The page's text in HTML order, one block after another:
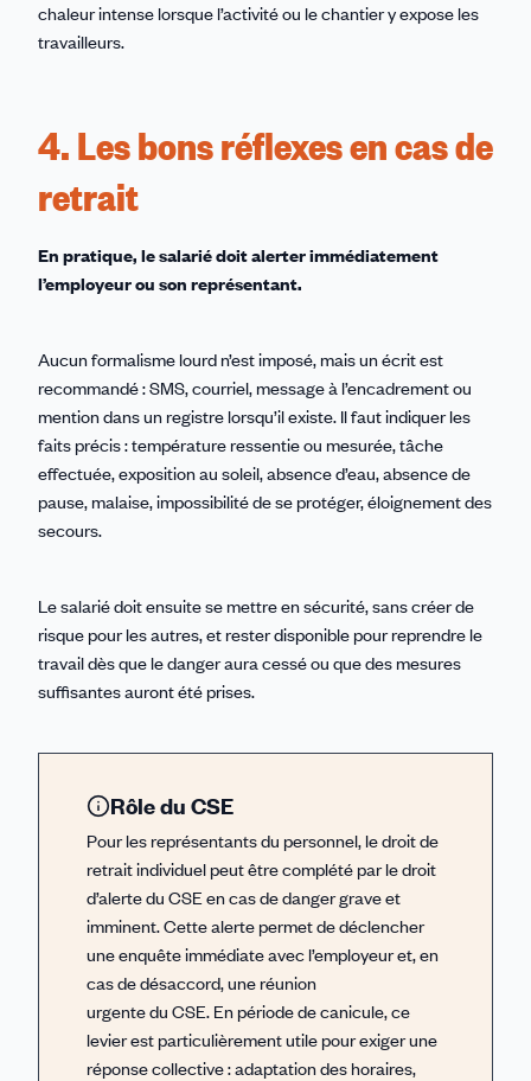
chaleur intense lorsque l’activité ou le chantier y expose les
travailleurs.
4. Les bons réflexes en cas de
retrait
En pratique, le salarié doit alerter immédiatement
l’employeur ou son représentant.
Aucun formalisme lourd n’est imposé, mais un écrit est
recommandé : SMS, courriel, message à l’encadrement ou
mention dans un registre lorsqu’il existe. Il faut indiquer les
faits précis : température ressentie ou mesurée, tâche
effectuée, exposition au soleil, absence d’eau, absence de
pause, malaise, impossibilité de se protéger, éloignement des
secours.
Le salarié doit ensuite se mettre en sécurité, sans créer de
risque pour les autres, et rester disponible pour reprendre le
travail dès que le danger aura cessé ou que des mesures
suffisantes auront été prises.
Rôle du CSE
Pour les représentants du personnel, le droit de
retrait individuel peut être complété par le droit
d’alerte du CSE en cas de danger grave et
imminent. Cette alerte permet de déclencher
une enquête immédiate avec l’employeur et, en
cas de désaccord, une réunion
urgente du CSE. En période de canicule, ce
levier est particulièrement utile pour exiger une
réponse collective : adaptation des horaires,